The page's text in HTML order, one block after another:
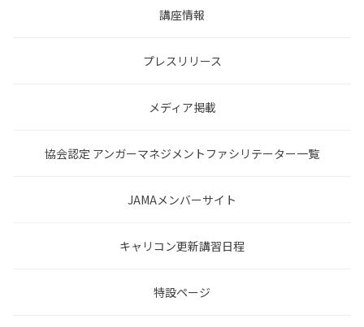
講座情報
プレスリリース
メディア掲載
協会認定 アンガーマネジメントファシリテーター一覧
JAMAメンバーサイト
キャリコン更新講習日程
特設ページ